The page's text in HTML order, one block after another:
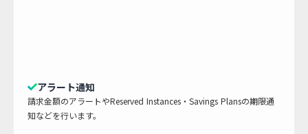
アラート通知
請求金額のアラートやReserved Instances・Savings Plansの期限通
知などを行います。